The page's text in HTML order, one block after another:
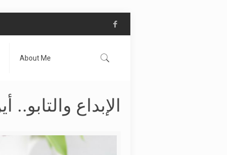
About Me
الإبداع